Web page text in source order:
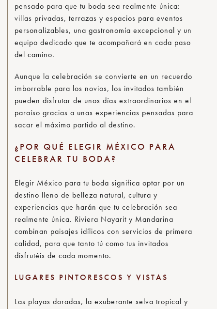
pensado para que tu boda sea realmente única:
villas privadas, terrazas y espacios para eventos
personalizables, una gastronomía excepcional y un
equipo dedicado que te acompañará en cada paso
del camino.
Aunque la celebración se convierte en un recuerdo
imborrable para los novios, los invitados también
pueden disfrutar de unos días extraordinarios en el
paraíso gracias a unas experiencias pensadas para
sacar el máximo partido al destino.
¿POR QUÉ ELEGIR MÉXICO PARA
CELEBRAR TU BODA?
Elegir México para tu boda significa optar por un
destino lleno de belleza natural, cultura y
experiencias que harán que tu celebración sea
realmente única. Riviera Nayarit y Mandarina
combinan paisajes idílicos con servicios de primera
calidad, para que tanto tú como tus invitados
disfrutéis de cada momento.
LUGARES PINTORESCOS Y VISTAS
Las playas doradas, la exuberante selva tropical y